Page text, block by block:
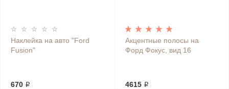
Наклейка на авто "Ford
Fusion"
670 ₽
Акцентные полосы на
Форд Фокус, вид 16
4615 ₽